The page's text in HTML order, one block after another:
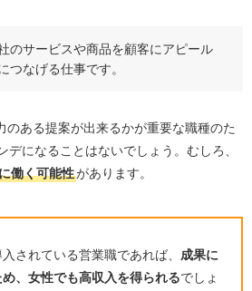
来る仕事を見つける方法
用する
てもらう
方も検討する
来る仕事の特徴
のサービスや商品を顧客にアピール
つなげる仕事です。
のある提案が出来るかが重要な職種のた
デになることはないでしょう。むしろ、
働く可能性があります。
されている営業職であれば、 成果に
、女性でも高収入を得られるでしょ